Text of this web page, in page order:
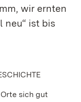
wir ernten
neu“ ist bis
sich gut